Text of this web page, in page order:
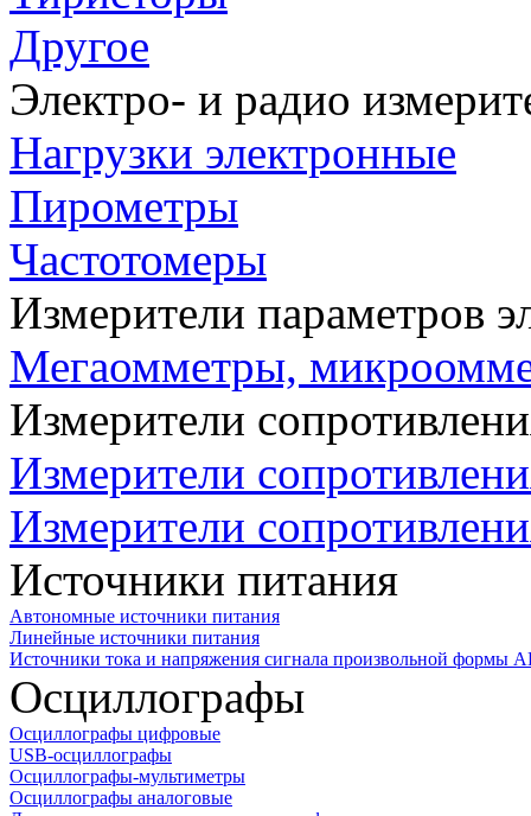
Другое
Электро- и радио
Нагрузки электронные
Пирометры
Частотомеры
Измерители параметров
Мегаомметры,
Измерители
Измерители
Измерители
Источники питания
Автономные источники питания
Линейные источники питания
Источники тока и напряжения сигнала произвольной формы
Осциллографы
Осциллографы цифровые
USB-осциллографы
Осциллографы-мультиметры
Осциллографы аналоговые